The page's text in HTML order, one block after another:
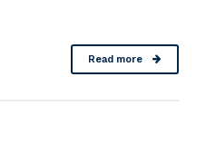
Read more